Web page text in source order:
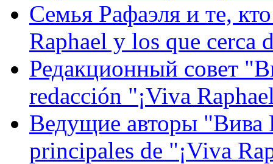
Семья Рафаэля и те,
Raphael y los que cerca
Редакционный совет
redacción "¡Viva
Ведущие авторы "Вива
principales de "¡Viva